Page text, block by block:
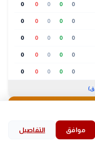
0
0
0
0
0
0
0
0
0
0
0
0
0
0
0
0
0
0
0
0
0
0
0
0
0
كتاكيت بط bookmark
search موافق التفاصيل